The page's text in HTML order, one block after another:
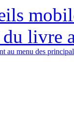
livre
au menu des